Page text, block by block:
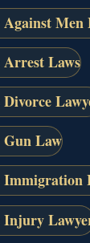
Against Men
Arrest Laws
Gun Law
Immigration
Injury